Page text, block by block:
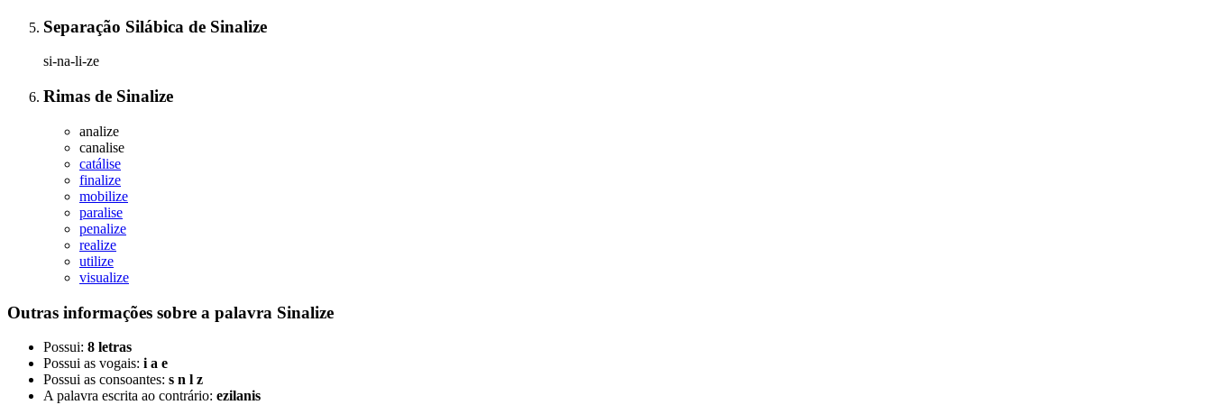
Separação Silábica de Sinalize
si-na-li-ze
Rimas de Sinalize
analize
canalise
catálise
finalize
mobilize
paralise
penalize
realize
utilize
visualize
Outras informações sobre a palavra Sinalize
Possui: 8 letras
Possui as vogais: i a e
Possui as consoantes: s n l z
A palavra escrita ao contrário: ezilanis